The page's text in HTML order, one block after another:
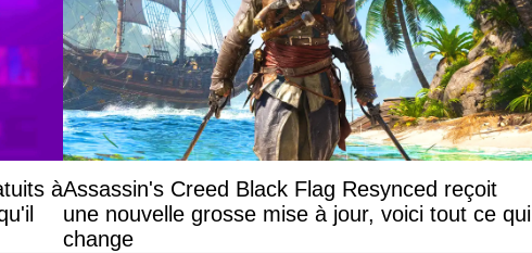
àAssassin's Creed Black Flag Resynced reçoit
une nouvelle grosse mise à jour, voici tout ce qui
change